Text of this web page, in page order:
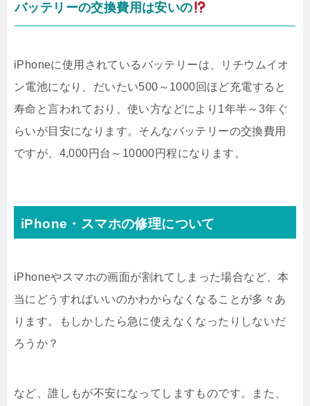
バッテリーの交換費用は安いの
iPhoneに使用されているバッテリーは、リチウムイオ
ン電池になり、だいたい500～1000回ほど充電すると
寿命と言われており、使い方などにより1年半～3年ぐ
らいが目安になります。そんなバッテリーの交換費用
ですが、4,000円台～10000円程になります。
iPhone・スマホの修理について
iPhoneやスマホの画面が割れてしまった場合など、本
当にどうすればいいのかわからなくなることが多々あ
ります。もしかしたら急に使えなくなったりしないだ
ろうか？
など、誰しもが不安になってしますものです。また、